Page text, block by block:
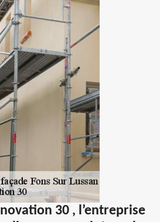
30 , l’entreprise